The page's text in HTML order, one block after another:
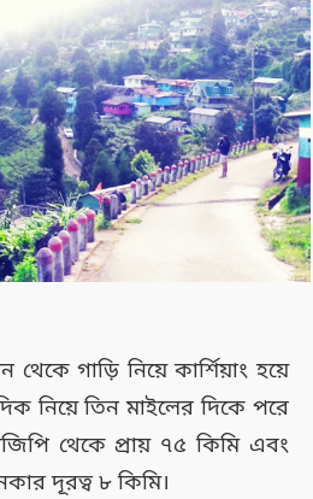
গাড়ি নিয়ে কার্শিয়াং হয়ে
নিয়ে তিন মাইলের দিকে পরে
থেকে প্রায় ৭৫ কিমি এবং
দূরত্ব ৮ কিমি।